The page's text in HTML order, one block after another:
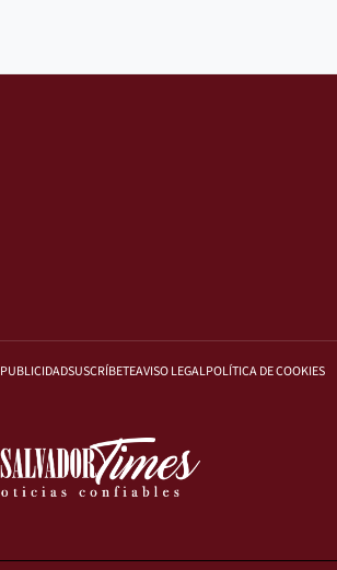
PUBLICIDADSUSCRÍBETEAVISO LEGALPOLÍTICA DE COOKIES